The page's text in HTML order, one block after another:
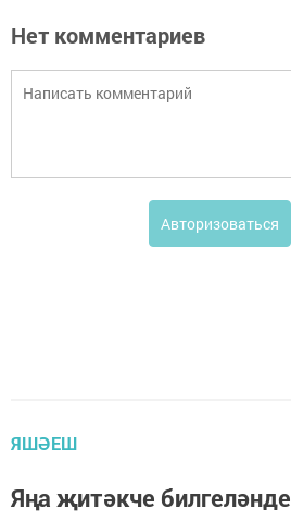
Нет комментариев
Авторизоваться
ЯШӘЕШ
Яңа җитәкче билгеләнде